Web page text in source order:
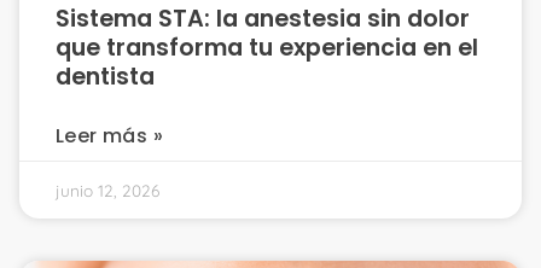
Sistema STA: la anestesia sin dolor
que transforma tu experiencia en el
dentista
Leer más »
junio 12, 2026